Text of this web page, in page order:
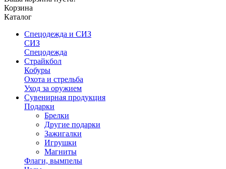
Корзина
Каталог
Спецодежда и СИЗ
СИЗ
Спецодежда
Страйкбол
Кобуры
Охота и стрельба
Уход за оружием
Сувенирная продукция
Подарки
Брелки
Другие подарки
Зажигалки
Игрушки
Магниты
Флаги, вымпелы